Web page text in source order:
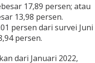
17,89 persen; atau
13,98 persen.
persen dari survei Juni
persen.
dari Januari 2022,